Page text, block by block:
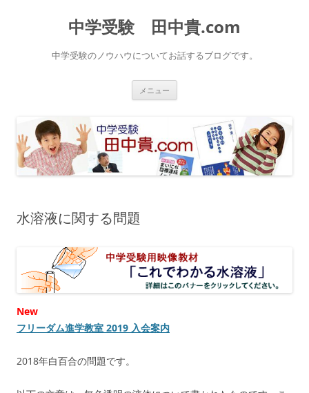
中学受験 田中貴.com
中学受験のノウハウについてお話するブログです。
メニュー
ス
キ
ッ
プ
水溶液に関する問題
New
フリーダム進学教室 2019 入会案内
2018年白百合の問題です。